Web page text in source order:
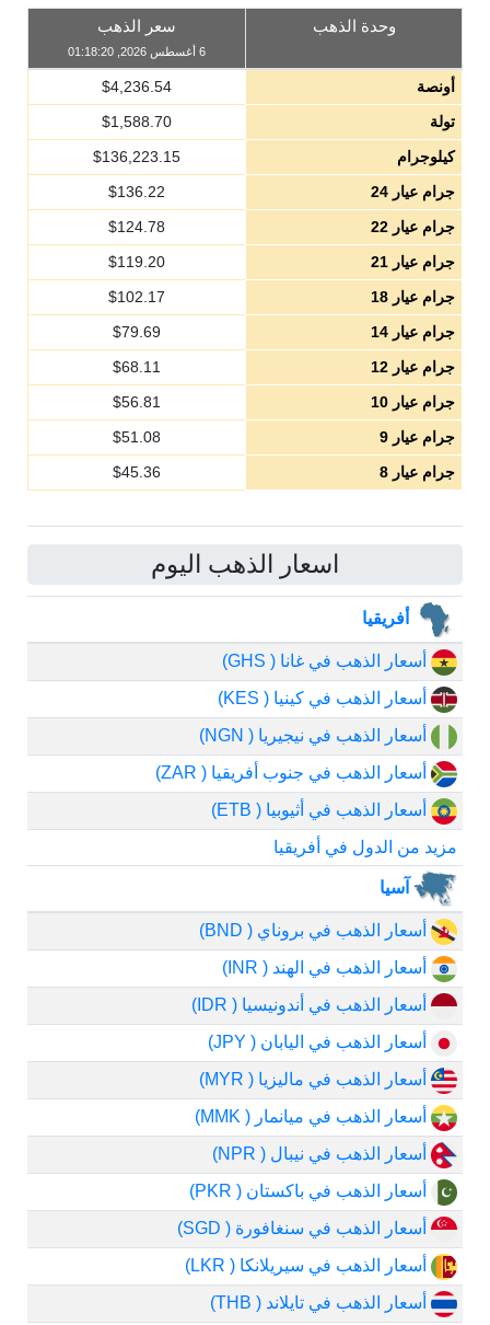
وحدة الذهب سعر الذهب
6 أغسطس 2026, 01:18:20
أونصة $4,236.54
تولة
$1,588.70
كيلوجرام
$136,223.15
جرام عيار 24
$136.22
جرام عيار 22
$124.78
جرام عيار 21
$119.20
جرام عيار 18
$102.17
جرام عيار 14
$79.69
جرام عيار 12
$68.11
جرام عيار 10
$56.81
جرام عيار 9
$51.08
جرام عيار 8
$45.36
اسعار الذهب اليوم
أفريقيا
أسعار الذهب في غانا ( GHS)
أسعار الذهب في كينيا ( KES)
أسعار الذهب في نيجيريا ( NGN)
أسعار الذهب في جنوب أفريقيا ( ZAR)
أسعار الذهب في أثيوبيا ( ETB)
مزيد من الدول في أفريقيا
آسيا
أسعار الذهب في بروناي ( BND)
أسعار الذهب في الهند ( INR)
أسعار الذهب في أندونيسيا ( IDR)
أسعار الذهب في اليابان ( JPY)
أسعار الذهب في ماليزيا ( MYR)
أسعار الذهب في ميانمار ( MMK)
أسعار الذهب في نيبال ( NPR)
أسعار الذهب في باكستان ( PKR)
أسعار الذهب في سنغافورة ( SGD)
أسعار الذهب في سيريلانكا ( LKR)
أسعار الذهب في تايلاند ( THB)